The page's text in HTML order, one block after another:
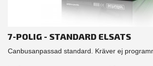
7-POLIG - STANDARD ELSATS
Canbusanpassad standard. Kräver ej